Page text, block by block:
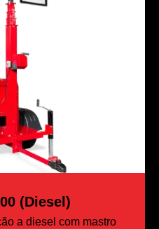
(diesel)
a diesel com mastro